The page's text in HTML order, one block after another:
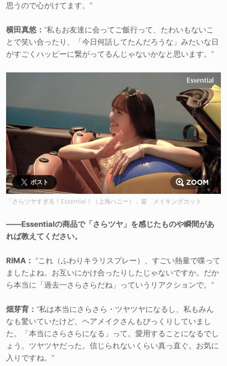
思うので心がけてます。”
横田真悠： “私もお友達に会ってご飯行って、たわいもないこ
とで笑い合ったり、「今日何話してたんだろうな」みたいな日
がすごくハッピーに繋がってるんじゃないかなと思います。”
ポスト
「さらツヤすぎる！Essential！（上海ハニー）」篇 メイキングカット
――Essentialの商品で「さらツヤ」を感じたものや瞬間があ
れば教えてください。
RIMA： “これ（ふわりキラリスプレー）、すごい熱量で喋って
ましたよね。お互いにかけ合ったりしたじゃないですか。だか
ら本当に「過去一さらさらだね」っていうリアクションで。”
畑芽育： “私は本当にさらさら・ツヤツヤになるし、私もみん
なも驚いていたけど、ヘアメイクさんもびっくりしていまし
た。「本当にさらさらになる」って。愛用することになるでし
ょう。ツヤツヤだった。信じられないくらい真っ直ぐ。お気に
入りですね。”